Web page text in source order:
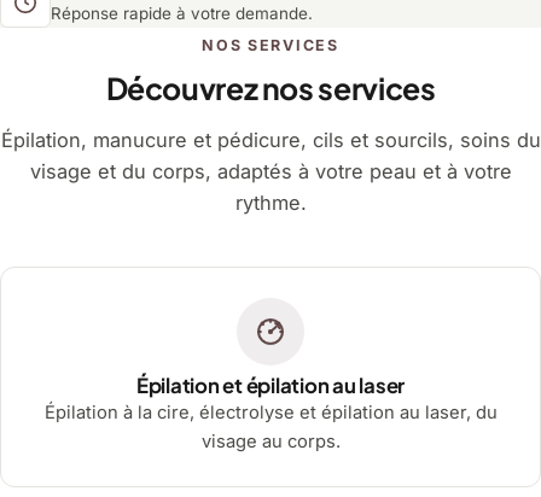
Réponse rapide à votre demande.
NOS SERVICES
Découvrez nos services
Épilation, manucure et pédicure, cils et sourcils, soins du
visage et du corps, adaptés à votre peau et à votre
rythme.
Épilation et épilation au laser
Épilation à la cire, électrolyse et épilation au laser, du
visage au corps.